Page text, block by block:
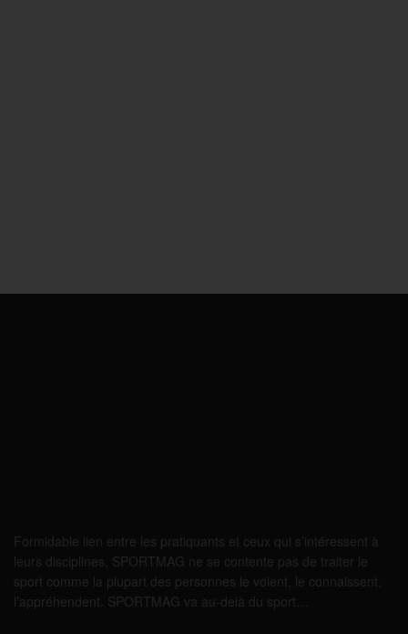
Formidable lien entre les pratiquants et ceux qui s’intéressent à
leurs disciplines, SPORTMAG ne se contente pas de traiter le
sport comme la plupart des personnes le voient, le connaissent,
l’appréhendent. SPORTMAG va au-delà du sport…